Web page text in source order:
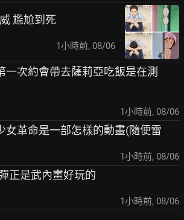
尷尬到死
1小時前, 08/06
一次約會帶去薩莉亞吃飯是在測
1小時前, 08/06
女革命是一部怎樣的動畫(隨便雷
1小時前, 08/06
正是武內畫好玩的
1小時前, 08/06